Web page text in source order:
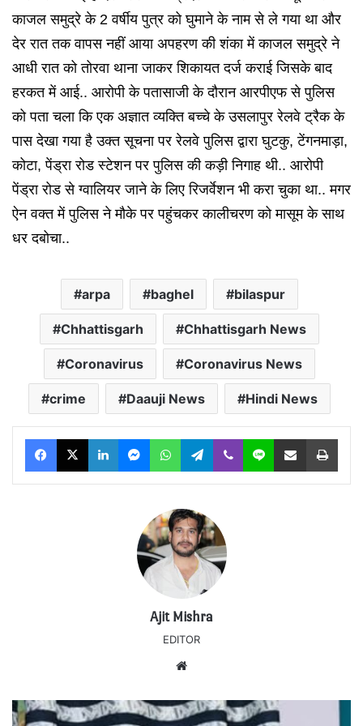
काजल समुद्रे के 2 वर्षीय पुत्र को घुमाने के नाम से ले गया था और
देर रात तक वापस नहीं आया अपहरण की शंका में काजल समुद्रे ने
आधी रात को तोरवा थाना जाकर शिकायत दर्ज कराई जिसके बाद
हरकत में आई.. आरोपी के पतासाजी के दौरान आरपीएफ से पुलिस
को पता चला कि एक अज्ञात व्यक्ति बच्चे के उसलापुर रेलवे ट्रैक के
पास देखा गया है उक्त सूचना पर रेलवे पुलिस द्वारा घुटकु, टेंगनमाड़ा,
कोटा, पेंड्रा रोड स्टेशन पर पुलिस की कड़ी निगाह थी.. आरोपी
पेंड्रा रोड से ग्वालियर जाने के लिए रिजर्वेशन भी करा चुका था.. मगर
ऐन वक्त में पुलिस ने मौके पर पहुंचकर कालीचरण को मासूम के साथ
धर दबोचा..
arpa baghel bilaspur
Chhattisgarh Chhattisgarh News
Coronavirus Coronavirus News
crime Daauji News Hindi News
Facebook
X LinkedInMessengerWhatsAppTelegram
Viber Line Share via Email Print
Ajit Mishra
EDITOR